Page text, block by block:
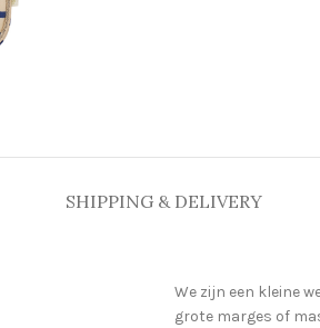
SHIPPING & DELIVERY
We zijn een kleine
grote marges of